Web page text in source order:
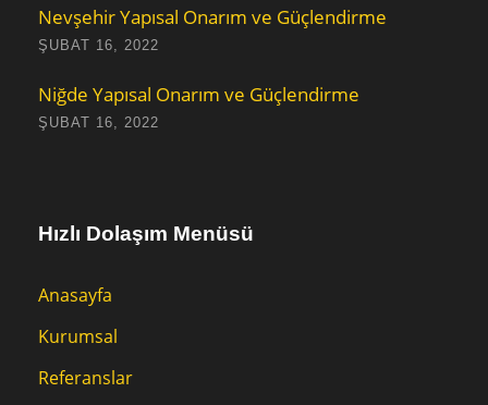
Nevşehir Yapısal Onarım ve Güçlendirme
ŞUBAT 16, 2022
Niğde Yapısal Onarım ve Güçlendirme
ŞUBAT 16, 2022
Hızlı Dolaşım Menüsü
Anasayfa
Kurumsal
Referanslar